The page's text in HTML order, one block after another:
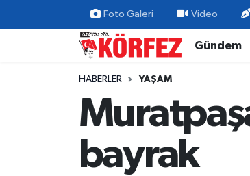
Foto Galeri Video
Gündem
HABERLER YAŞAM
bayrak
Gündem
Yerel Yönetim
Nöbetçi Eczaneler
Trafik Durumu
Süper Lig Puan Durumu ve Fikstür